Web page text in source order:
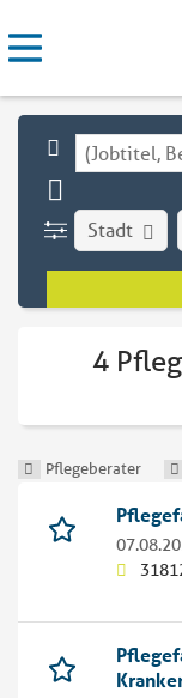
Stadt
4
Pflegeberater